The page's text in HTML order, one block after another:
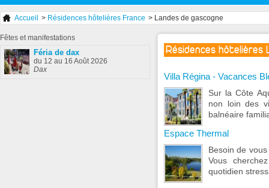
Accueil > Résidences hôtelières France > Landes de gascogne
Résidences hôtelières
Villa Régina - Vacances
Sur la Côte
non loin des
balnéaire
Espace Thermal
Besoin de
Vous
quotidien
Fêtes et manifestations
Féria de dax
du 12 au 16 Août 2026
Dax